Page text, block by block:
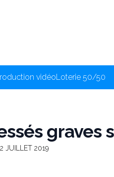
vidéoLoterie 50/50
graves
JUILLET 2019